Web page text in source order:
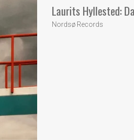
Laurits Hyllested:
Nordsø Records